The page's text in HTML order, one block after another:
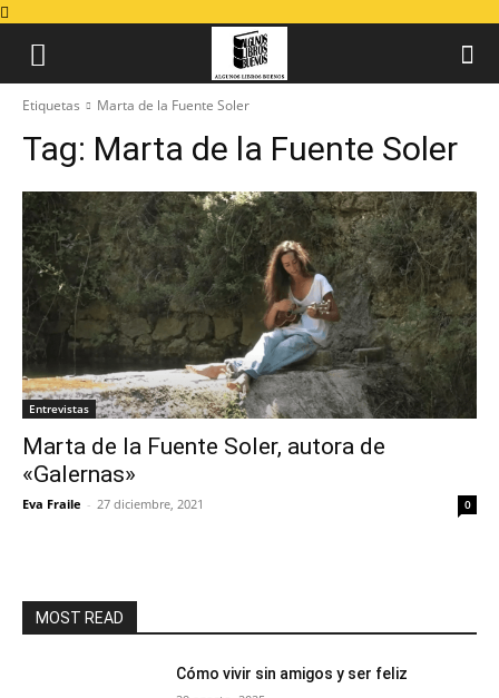
Etiquetas Marta de la Fuente Soler
Tag: Marta de la Fuente Soler
Entrevistas
Marta de la Fuente Soler, autora de
«Galernas»
Eva Fraile - 27 diciembre, 2021 0
MOST READ
Cómo vivir sin amigos y ser feliz